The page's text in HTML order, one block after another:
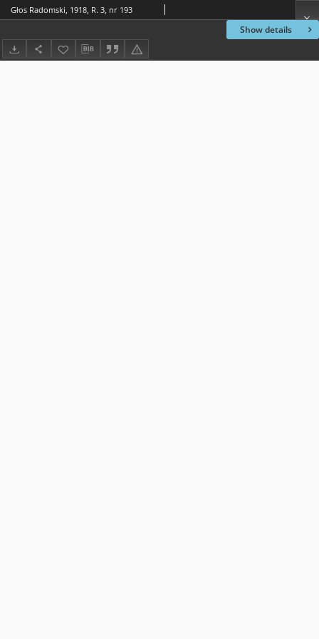
Show details
Głos Radomski, 1918, R. 3, nr 193